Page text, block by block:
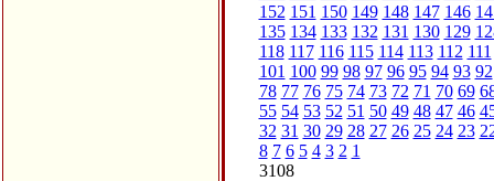
152 151 150 149 148 147 146
135 134 133 132 131 130 129
118 117 116 115 114 113 112 111
101 100 99 98 97 96 95 94 93 92
78 77 76 75 74 73 72 71 70 69
55 54 53 52 51 50 49 48 47 46
32 31 30 29 28 27 26 25 24 23
8 7 6 5 4 3 2 1
3108